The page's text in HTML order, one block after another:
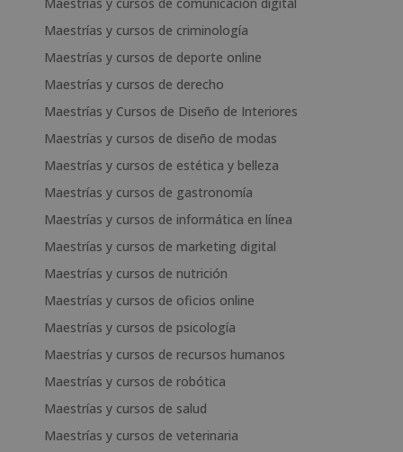
Maestrías y cursos de comunicación digital
Maestrías y cursos de criminología
Maestrías y cursos de deporte online
Maestrías y cursos de derecho
Maestrías y Cursos de Diseño de Interiores
Maestrías y cursos de diseño de modas
Maestrías y cursos de estética y belleza
Maestrías y cursos de gastronomía
Maestrías y cursos de informática en línea
Maestrías y cursos de marketing digital
Maestrías y cursos de nutrición
Maestrías y cursos de oficios online
Maestrías y cursos de psicología
Maestrías y cursos de recursos humanos
Maestrías y cursos de robótica
Maestrías y cursos de salud
Maestrías y cursos de veterinaria